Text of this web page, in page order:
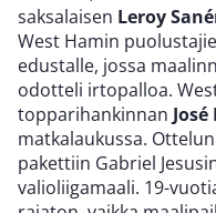
saksalaisen Leroy
West Hamin
edustalle, jossa
odotteli irtopalloa.
topparihankinnan
matkalaukussa.
pakettiin Gabriel
valioliigamaali. 19-